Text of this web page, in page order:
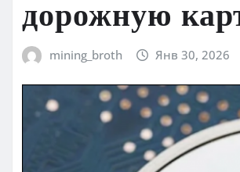
дорожную
mining_broth Янв 30, 2026